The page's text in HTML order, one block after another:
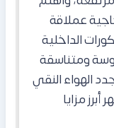
عملاقة
الداخلية
ومتناسقة
الهواء النقي
مزايا